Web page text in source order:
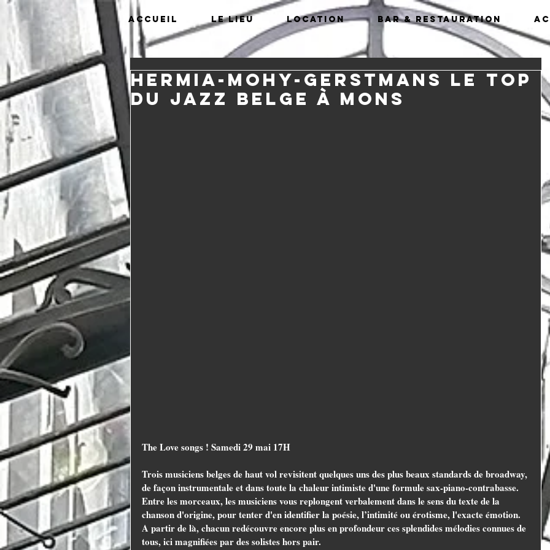
Accueil Le lieu Location Bar & Restauration
HERMIA-MOHY-GERSTMANS le Top
du Jazz belge à Mons
The Love songs ! Samedi 29 mai 17H
Trois musiciens belges de haut vol revisitent quelques uns des plus beaux standards de broadway,
de façon instrumentale et dans toute la chaleur intimiste d'une formule sax-piano-contrabasse.
Entre les morceaux, les musiciens vous replongent verbalement dans le sens du texte de la
chanson d'origine, pour tenter d'en identifier la poésie, l’intimité ou érotisme, l'exacte émotion.
A partir de là, chacun redécouvre encore plus en profondeur ces splendides mélodies connues de
tous, ici magnifiées par des solistes hors pair.